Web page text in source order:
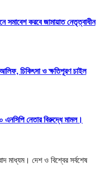
সমাবেশ করবে জামায়াত নেতৃত্বাধীন
চিকিৎসা ও ক্ষতিপূরণ চাইল
এনসিপি নেতার বিরুদ্ধে মামল।
মাধ্যম। দেশ ও বিশ্বের সর্বশেষ